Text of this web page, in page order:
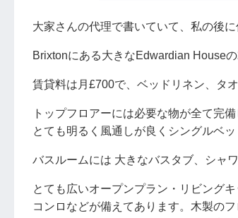
大家さんの代理で書いていて、私の後
Brixtonにある大きなEdwardian House
賃貸料は月£700で、ベッドリネン、タ
トップフロアーには必要な物が全て完
とても明るく風通しが良くシングルベ
バスルームには 大きなバスタブ、シャ
とても広いオープンプラン・リビング
コンロなどが備えてあります。木製の